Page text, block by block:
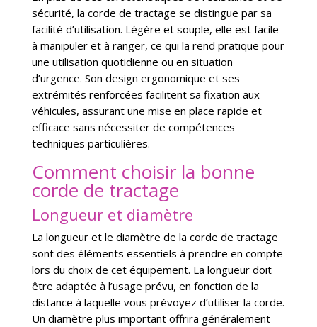
sécurité, la corde de tractage se distingue par sa
facilité d’utilisation. Légère et souple, elle est facile
à manipuler et à ranger, ce qui la rend pratique pour
une utilisation quotidienne ou en situation
d’urgence. Son design ergonomique et ses
extrémités renforcées facilitent sa fixation aux
véhicules, assurant une mise en place rapide et
efficace sans nécessiter de compétences
techniques particulières.
Comment choisir la bonne
corde de tractage
Longueur et diamètre
La longueur et le diamètre de la corde de tractage
sont des éléments essentiels à prendre en compte
lors du choix de cet équipement. La longueur doit
être adaptée à l’usage prévu, en fonction de la
distance à laquelle vous prévoyez d’utiliser la corde.
Un diamètre plus important offrira généralement